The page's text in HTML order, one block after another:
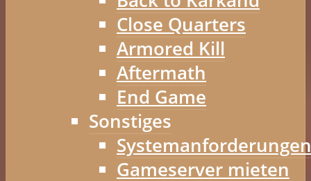
Close Quarters
Armored Kill
Aftermath
End Game
Sonstiges
Systemanforderungen
Gameserver mieten